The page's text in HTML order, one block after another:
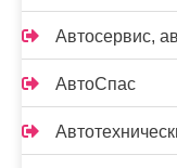
Автосервис,
АвтоСпас